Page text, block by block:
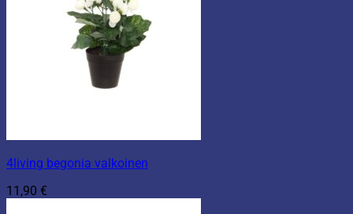
4living begonia valkoinen
11,90 €